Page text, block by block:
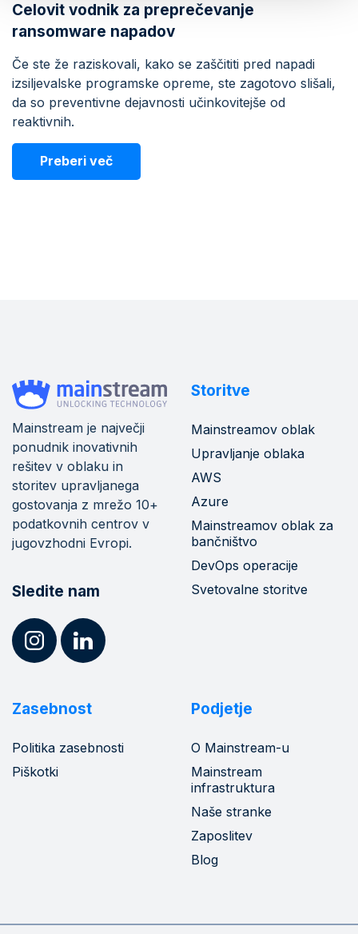
Celovit vodnik za preprečevanje
ransomware napadov
Če ste že raziskovali, kako se zaščititi pred napadi
izsiljevalske programske opreme, ste zagotovo slišali,
da so preventivne dejavnosti učinkovitejše od
reaktivnih.
Preberi več
Mainstream je največji
ponudnik inovativnih
rešitev v oblaku in
storitev upravljanega
gostovanja z mrežo 10+
podatkovnih centrov v
jugovzhodni Evropi.
Sledite nam
Storitve
Mainstreamov oblak
Upravljanje oblaka
AWS
Azure
Mainstreamov oblak za
bančništvo
DevOps operacije
Svetovalne storitve
Zasebnost
Politika zasebnosti
Piškotki
Podjetje
O Mainstream-u
Mainstream
infrastruktura
Naše stranke
Zaposlitev
Blog